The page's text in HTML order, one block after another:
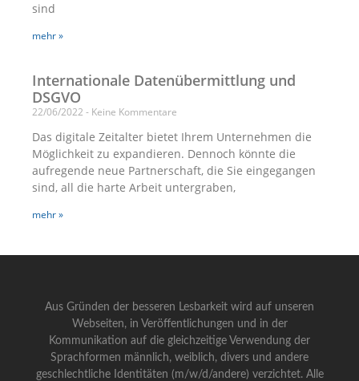
sind
mehr »
Internationale Datenübermittlung und
DSGVO
22/06/2022 Keine Kommentare
Das digitale Zeitalter bietet Ihrem Unternehmen die
Möglichkeit zu expandieren. Dennoch könnte die
aufregende neue Partnerschaft, die Sie eingegangen
sind, all die harte Arbeit untergraben,
mehr »
Aus Gründen der besseren Lesbarkeit wird auf unseren
Webseiten, in Veröffentlichungen und in der
Kommunikation auf die gleichzeitige Verwendung der
Sprachformen männlich, weiblich, divers und andere
geschlechtliche Identitäten (m/w/d/andere) verzichtet. Alle